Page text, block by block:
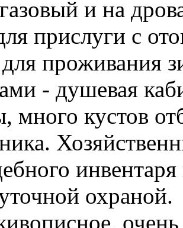
и на
прислуги с
проживания
- душевая
много кустов
охраной.